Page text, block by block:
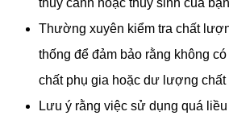
thủy canh hoặc thủy sinh của
Thường xuyên kiểm tra chất
thống để đảm bảo rằng không
chất phụ gia hoặc dư lượng
Lưu ý rằng việc sử dụng quá